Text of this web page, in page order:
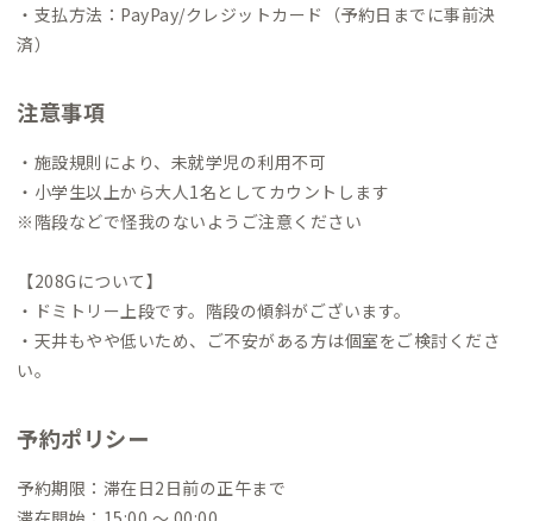
・支払方法：PayPay/クレジットカード（予約日までに事前決
済）
注意事項
・施設規則により、未就学児の利用不可
・小学生以上から大人1名としてカウントします
※階段などで怪我のないようご注意ください
【208Gについて】
・ドミトリー上段です。階段の傾斜がございます。
・天井もやや低いため、ご不安がある方は個室をご検討くださ
い。
予約ポリシー
予約期限：滞在日2日前の正午まで